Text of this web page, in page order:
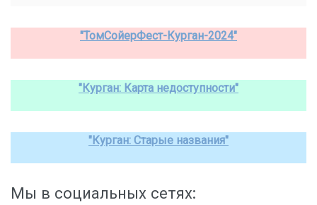
"ТомСойерФест-Курган-2024"
"Курган: Карта недоступности"
"Курган: Старые названия"
Мы в социальных сетях: